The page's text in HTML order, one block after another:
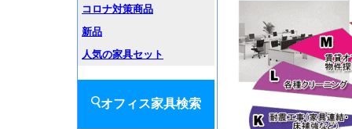
コロナ対策商品
新品
人気の家具セット
オフィス家具検索